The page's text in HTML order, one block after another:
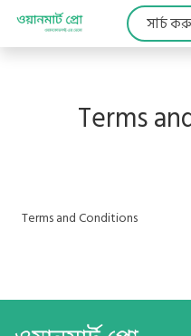
Terms
Terms and Conditions